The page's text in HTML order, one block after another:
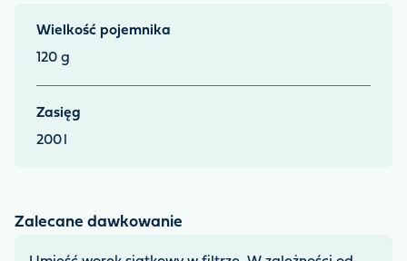
Wielkość pojemnika
120 g
Zasięg
200
Zalecane dawkowanie